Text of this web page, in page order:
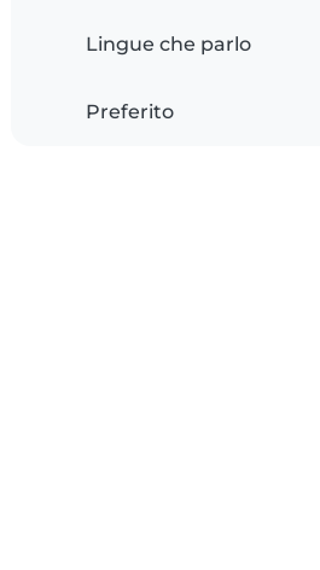
Lingue che parlo
Preferito